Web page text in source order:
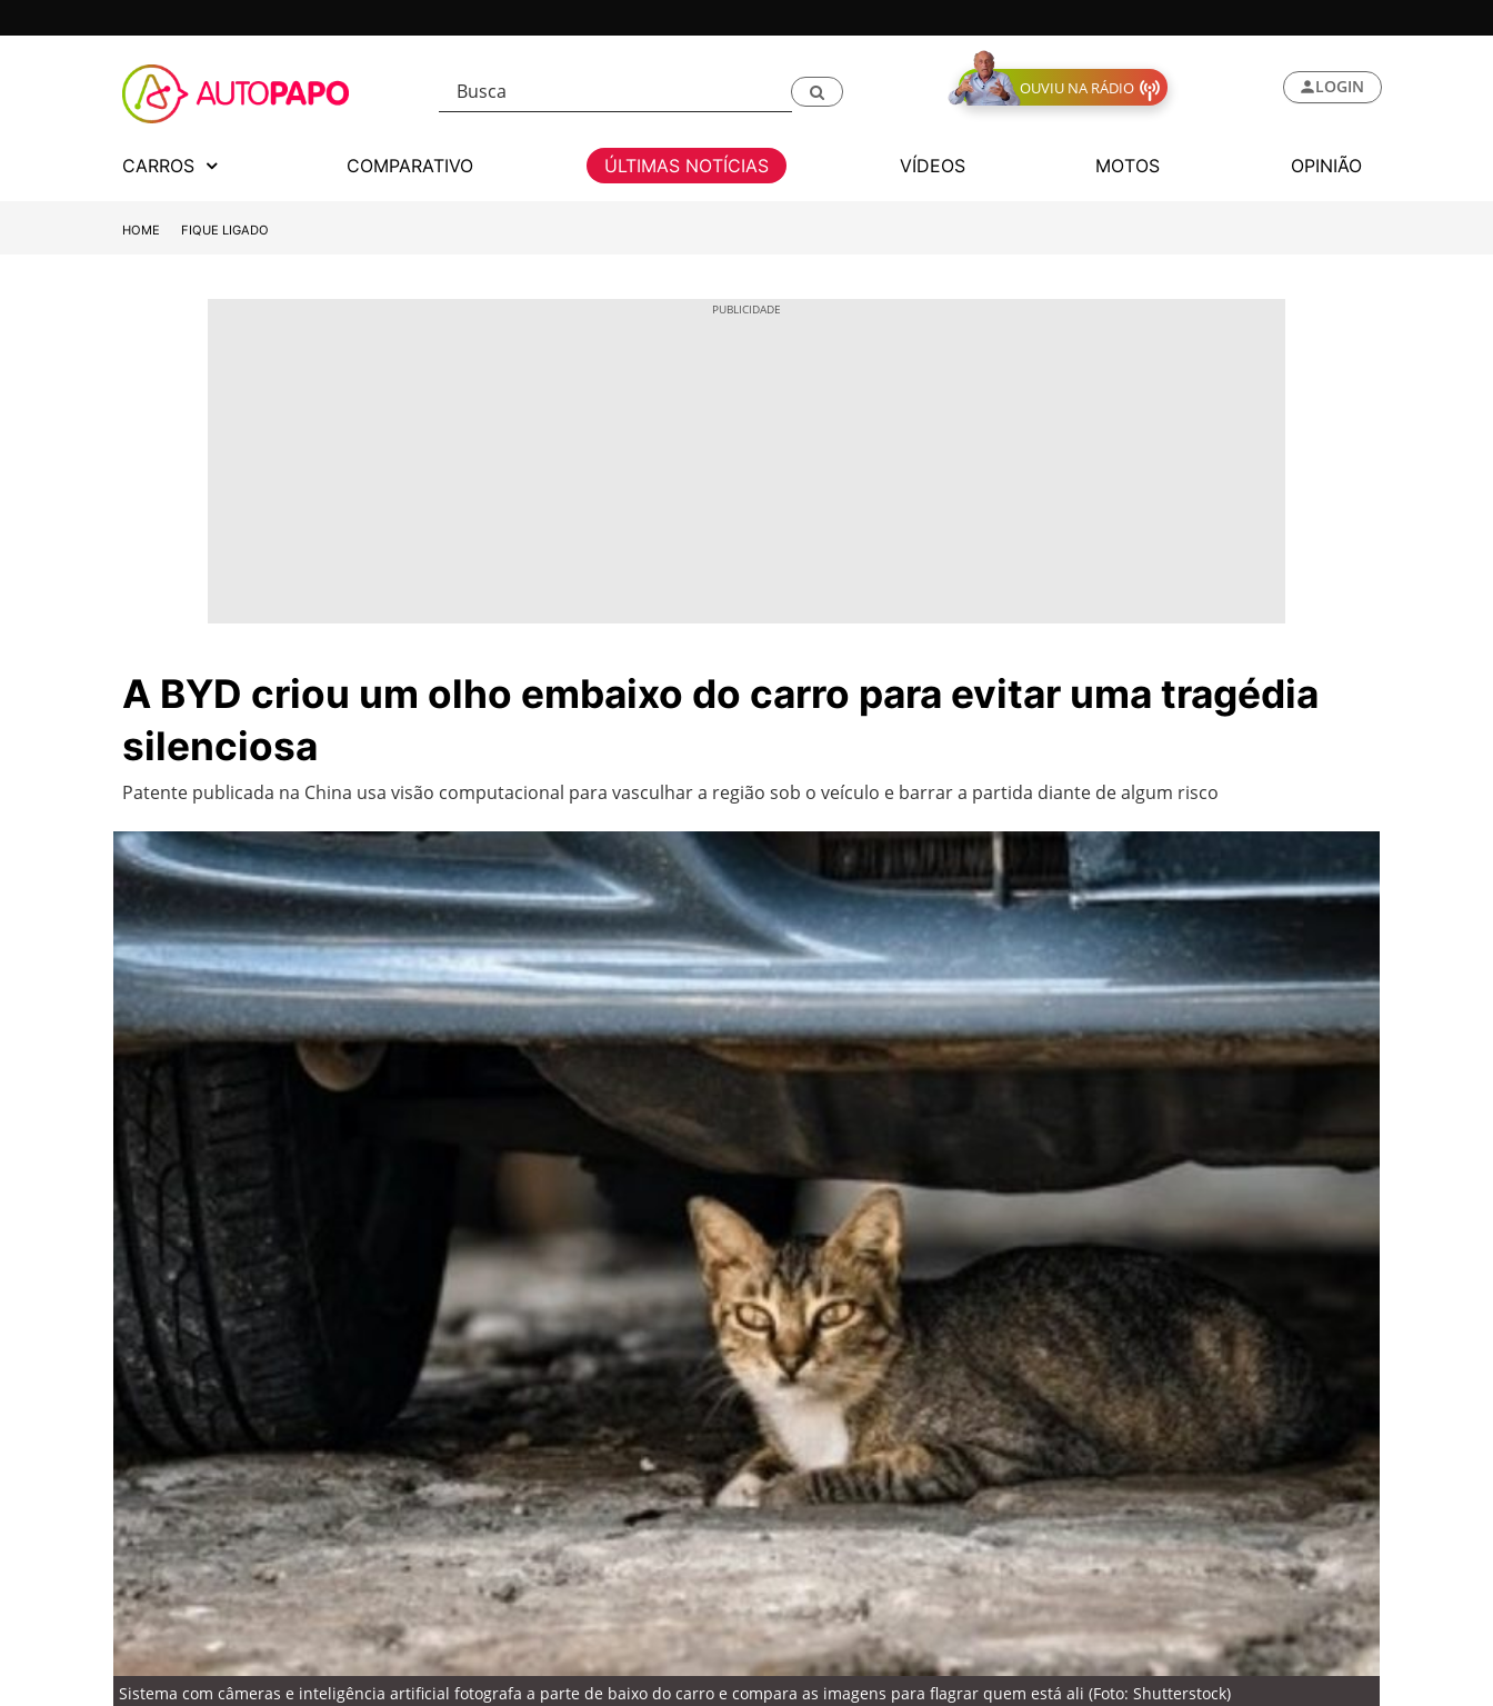
OUVIU NA RÁDIO LOGIN
CARROS COMPARATIVO ÚLTIMAS NOTÍCIAS VÍDEOS MOTOS OPINIÃO
HOME FIQUE LIGADO
A BYD criou um olho embaixo do carro para evitar uma tragédia
silenciosa
Patente publicada na China usa visão computacional para vasculhar a região sob o veículo e barrar a partida diante de algum risco
Sistema com câmeras e inteligência artificial fotografa a parte de baixo do carro e compara as imagens para flagrar quem está ali (Foto: Shutterstock)